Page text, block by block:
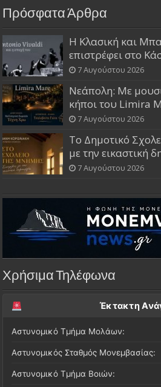
Πρόσφατα Άρθρα
Η Κλασική και
επιστρέφει στο
7 Αυγούστου 2026
Νεάπολη: Με
κήποι του Limira
7 Αυγούστου 2026
Το Δημοτικό
με την εικαστική
7 Αυγούστου 2026
Χρήσιμα Τηλέφωνα
Έκτακτη
Αστυνομικό Τμήμα Μολάων:
Αστυνομικός Σταθμός Μονεμβασίας:
Αστυνομικό Τμήμα Βοιών: